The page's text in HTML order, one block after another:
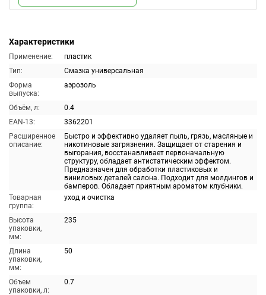
Характеристики
Применение:
пластик
Тип:
Смазка универсальная
Форма
выпуска:
аэрозоль
Объём, л:
0.4
EAN-13:
3362201
Расширенное
описание:
Быстро и эффективно удаляет пыль, грязь, масляные и
никотиновые загрязнения. Защищает от старения и
выгорания, восстанавливает первоначальную
структуру, обладает антистатическим эффектом.
Предназначен для обработки пластиковых и
виниловых деталей салона. Подходит для молдингов и
бамперов. Обладает приятным ароматом клубники.
Товарная
группа:
уход и очистка
Высота
упаковки,
мм:
235
Длина
упаковки,
мм:
50
Объем
упаковки, л:
0.7